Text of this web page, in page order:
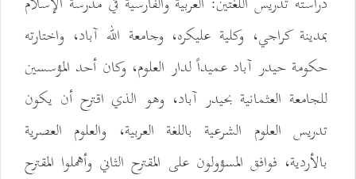
بمدينة كراجي، وكلية عليكره، وجامعة الله آباد، واختارته
حكومة حيدر آباد عميداً لدار العلوم، وكان أحد المؤسسين
للجامعة العثمانية بحيدر آباد، وهو الذي اقترح أن يكون
تدريس العلوم الشرعية باللغة العربية، والعلوم العصرية
بالأردية، فوافق المسؤولون على المقترح الثاني وأهملوا المقترح